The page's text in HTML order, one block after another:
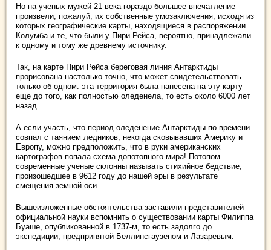
Но на ученых мужей 21 века гораздо большее впечатление
произвели, пожалуй, их собственные умозаключения, исходя из
которых географические карты, находящиеся в распоряжении
Колумба и те, что были у Пири Рейса, вероятно, принадлежали
к одному и тому же древнему источнику.
Так, на карте Пири Рейса береговая линия Антарктиды
прорисована настолько точно, что может свидетельствовать
только об одном: эта территория была нанесена на эту карту
еще до того, как полностью оледенела, то есть около 6000 лет
назад.
А если участь, что период оледенение Антарктиды по времени
совпал с таянием ледников, некогда сковывавших Америку и
Европу, можно предположить, что в руки американских
картографов попала схема допотопного мира! Потопом
современные ученые склонны называть стихийное бедствие,
произошедшее в 9612 году до нашей эры в результате
смещения земной оси.
Вышеизложенные обстоятельства заставили представителей
официальной науки вспомнить о существовании карты Филиппа
Буаше, опубликованной в 1737-м, то есть задолго до
экспедиции, предпринятой Беллинсгаузеном и Лазаревым.